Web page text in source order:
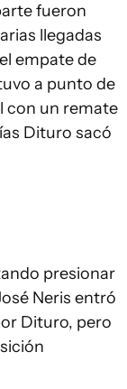
fueron
llegadas
empate de
a punto de
con un remate
Dituro sacó
presionar
Neris entró
Dituro, pero